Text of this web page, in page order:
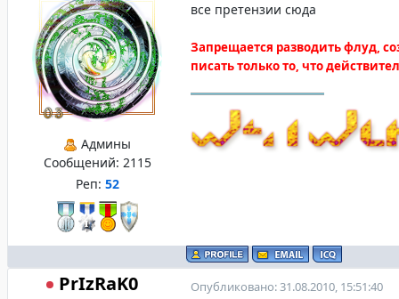
Админы
Сообщений: 2115
Реп: 52
все претензии сюда
Запрещается разводить флуд,
писать только то, что
PrIzRaK0 Опубликовано: 31.08.2010, 15:51:40